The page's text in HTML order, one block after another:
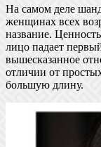
На самом деле
женщинах всех
название.
лицо падает
вышесказанное
отличии от
большую длину.